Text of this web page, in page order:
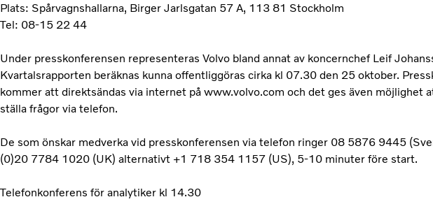
Plats: Spårvagnshallarna, Birger Jarlsgatan 57 A, 113 81 Stockholm
Tel: 08-15 22 44
Under presskonferensen representeras Volvo bland annat av koncernchef Leif
Kvartalsrapporten beräknas kunna offentliggöras cirka kl 07.30 den 25 oktober.
kommer att direktsändas via internet på www.volvo.com och det ges även möjlighet
ställa frågor via telefon.
De som önskar medverka vid presskonferensen via telefon ringer 08 5876 9445
(0)20 7784 1020 (UK) alternativt +1 718 354 1157 (US), 5-10 minuter före start.
Telefonkonferens för analytiker kl 14.30